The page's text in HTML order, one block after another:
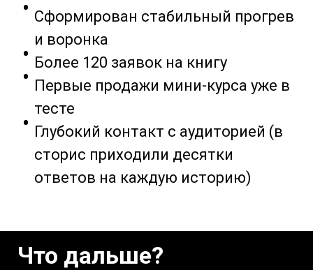
Сформирован стабильный прогрев
и воронка
Более 120 заявок на книгу
Первые продажи мини-курса уже в
тесте
Глубокий контакт с аудиторией (в
сторис приходили десятки
ответов на каждую историю)
Что дальше?